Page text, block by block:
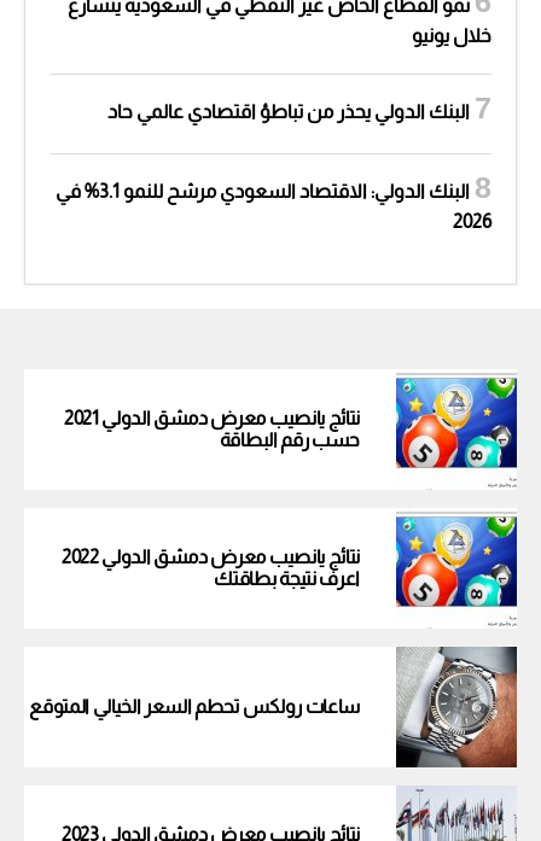
نمو القطاع الخاص غير النفطي في السعودية يتسارع
خلال يونيو
البنك الدولي يحذر من تباطؤ اقتصادي عالمي حاد
البنك الدولي: الاقتصاد السعودي مرشح للنمو 3.1% في
2026
نتائج يانصيب معرض دمشق الدولي 2021
حسب رقم البطاقة
نتائج يانصيب معرض دمشق الدولي 2022
اعرف نتيجة بطاقتك
ساعات رولكس تحطم السعر الخيالي المتوقع
نتائج يانصيب معرض دمشق الدولي 2023